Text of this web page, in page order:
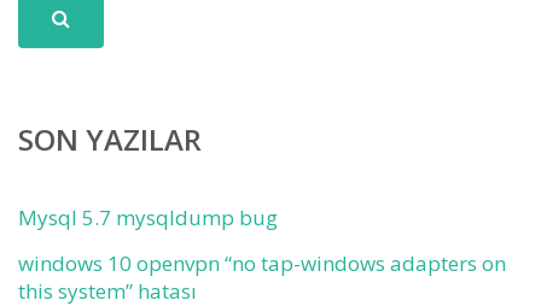
SON YAZILAR
Mysql 5.7 mysqldump bug
windows 10 openvpn “no tap-windows adapters on
this system” hatası